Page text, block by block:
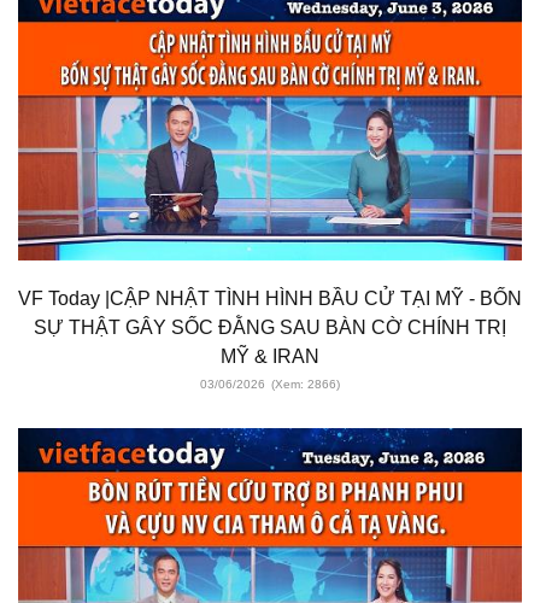
VF Today |CẬP NHẬT TÌNH HÌNH BẦU CỬ TẠI MỸ - BỐN
SỰ THẬT GÂY SỐC ĐẰNG SAU BÀN CỜ CHÍNH TRỊ
MỸ & IRAN
03/06/2026 (Xem: 2866)